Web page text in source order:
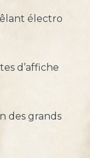
électro
d’affiche
des grands